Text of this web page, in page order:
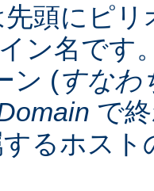
先頭にピリ
ン名です
ン (すなわ
で
るホス